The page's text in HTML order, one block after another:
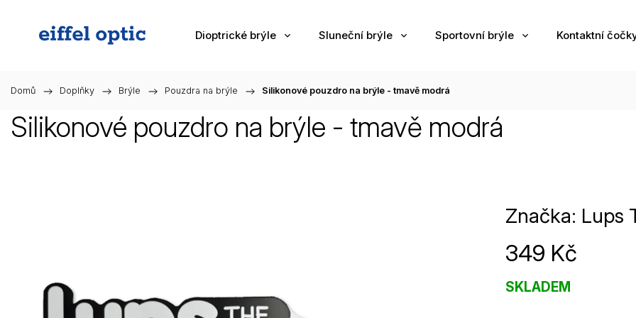
Dioptrické brýle Sluneční brýle Sportovní brýle Kontaktní
Domů / Doplňky / Brýle / Pouzdra na brýle / Silikonové pouzdro na brýle - tmavě modrá
Silikonové pouzdro na brýle - tmavě modrá
Značka: Lups
349 Kč
SKLADEM